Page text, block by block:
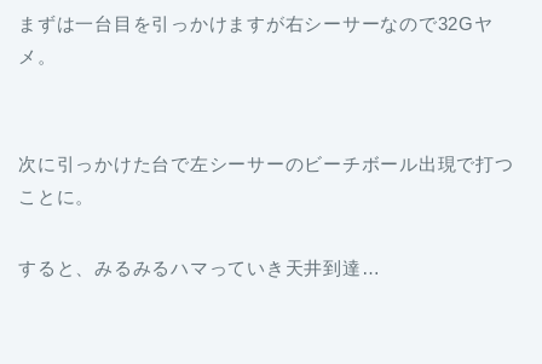
まずは一台目を引っかけますが右シーサーなので32Gヤ
メ。
次に引っかけた台で左シーサーのビーチボール出現で打つ
ことに。
すると、みるみるハマっていき天井到達…